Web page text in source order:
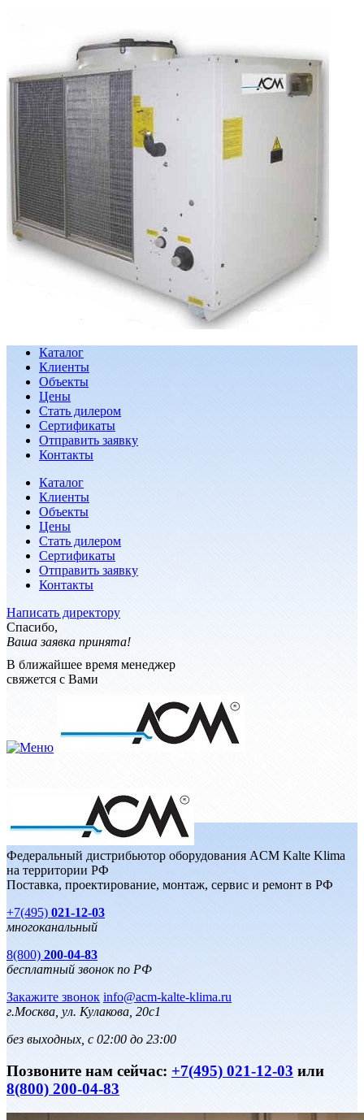
Каталог
Клиенты
Объекты
Цены
Стать дилером
Сертификаты
Отправить заявку
Контакты
Каталог
Клиенты
Объекты
Цены
Стать дилером
Сертификаты
Отправить заявку
Контакты
Написать директору
Спасибо,
Ваша заявка принята!
В ближайшее время менеджер
свяжется с Вами
Федеральный дистрибьютор оборудования ACM Kalte Klima
на территории РФ
Поставка, проектирование, монтаж, сервис и ремонт в РФ
+7(495) 021-12-03
многоканальный
8(800) 200-04-83
бесплатный звонок по РФ
Закажите звонок info@acm-kalte-klima.ru
г.Москва, ул. Кулакова, 20с1
без выходных, с 02:00 до 23:00
Позвоните нам сейчас: +7(495) 021-12-03 или
8(800) 200-04-83